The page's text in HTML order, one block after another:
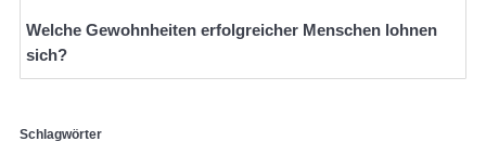
Welche Gewohnheiten erfolgreicher Menschen lohnen
sich?
Schlagwörter